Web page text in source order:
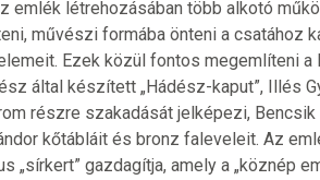
emlék létrehozásában több alkotó
művészi formába önteni a csatához
Ezek közül fontos megemlíteni
által készített „Hádész-kaput”, Illés
részre szakadását jelképezi,
kőtábláit és bronz faleveleit. Az
„sírkert” gazdagítja, amely a „köznép